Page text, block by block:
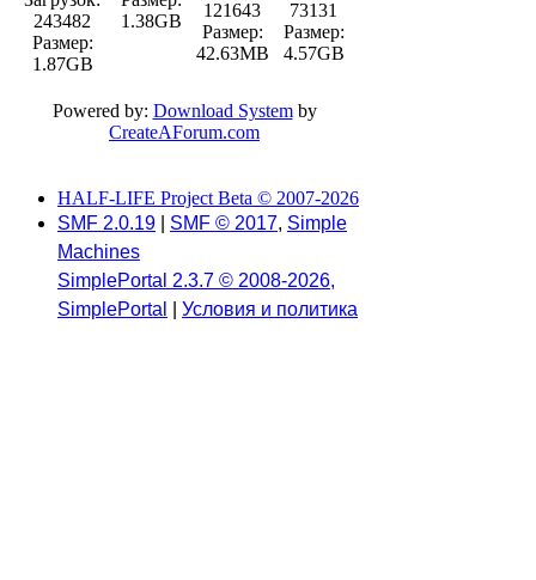
243482
Размер:
1.87GB
1.38GB
121643
Размер:
42.63MB
73131
Размер:
4.57GB
Powered by: Download Systemby
CreateAForum.com
HALF-LIFE Project Beta © 2007-2026
SMF 2.0.19
SMF © 2017, Simple
Machines
SimplePortal 2.3.7 © 2008-2026,
SimplePortal
Условия и политика